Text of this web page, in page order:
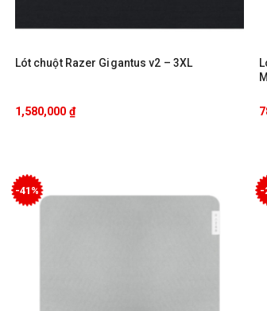
Lót chuột Razer Gigantus v2 – 3XL
1,580,000 ₫
-41% -